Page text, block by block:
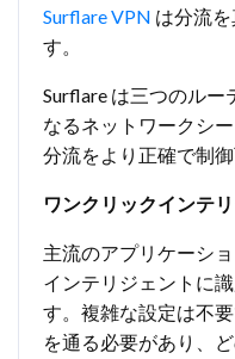
Surflare VPN は分流
す。
Surflare は三つのル
なるネットワークシ
分流をより正確で制御
ワンクリックインテ
主流のアプリケーシ
インテリジェントに
す。複雑な設定は不
を通る必要があり、